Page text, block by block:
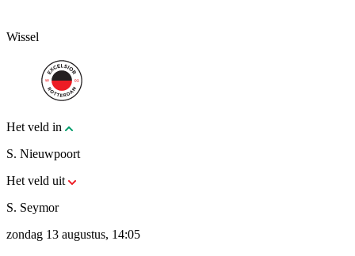
Wissel
Het veld in
S. Nieuwpoort
Het veld uit
S. Seymor
zondag 13 augustus, 14:05